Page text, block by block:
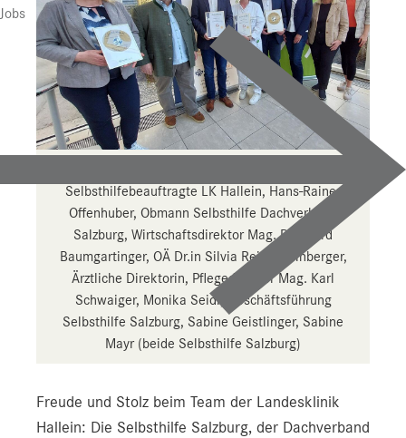
Jobs Presse
Downloads
Pressebilder
YOUNG.HOPE
Pressekontakt
Selbsthilfebeauftragte LK Hallein, Hans-Rainer
Offenhuber, Obmann Selbsthilfe Dachverband
Salzburg, Wirtschaftsdirektor Mag. Reinhard
Baumgartinger, OÄ Dr.in Silvia Reich-Weinberger,
Ärztliche Direktorin, Pflegedirektor Mag. Karl
Schwaiger, Monika Seidl, Geschäftsführung
Selbsthilfe Salzburg, Sabine Geistlinger, Sabine
Mayr (beide Selbsthilfe Salzburg)
Freude und Stolz beim Team der Landesklinik
Hallein: Die Selbsthilfe Salzburg, der Dachverband